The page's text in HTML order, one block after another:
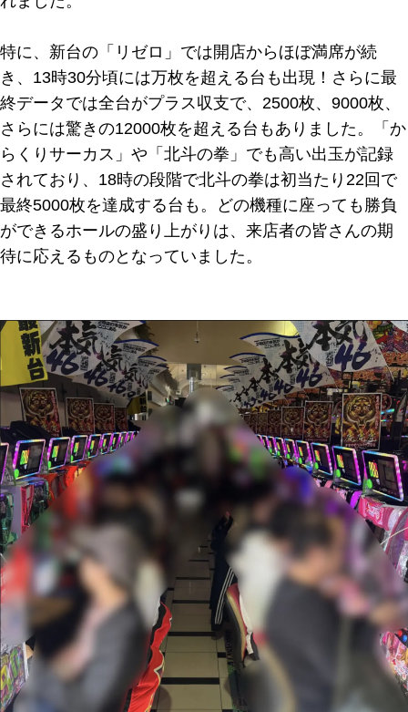
特に、新台の「リゼロ」では開店からほぼ満席が続
き、13時30分頃には万枚を超える台も出現！さらに最
終データでは全台がプラス収支で、2500枚、9000枚、
さらには驚きの12000枚を超える台もありました。「か
らくりサーカス」や「北斗の拳」でも高い出玉が記録
されており、18時の段階で北斗の拳は初当たり22回で
最終5000枚を達成する台も。どの機種に座っても勝負
ができるホールの盛り上がりは、来店者の皆さんの期
待に応えるものとなっていました。